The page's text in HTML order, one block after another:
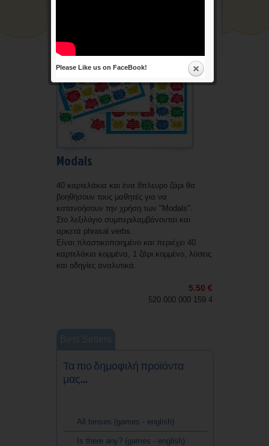
Επικοινωνία
Modals
40 καρτελάκια και ένα 8πλευρο ζάρι θα
βοηθήσουν τους μαθητές για να
κατανοήσουν την χρήση των "Modals".
Στο λεξιλόγιο συμπεριλαμβάνονται και
αρκετά phrasal verbs.
Είναι πλαστικοποιημένο και περιέχει 40
καρτελάκια κομμένα, 1 ζάρι κομμένο, λύσεις
και οδηγίες αναλυτικά.
5.50 €
520 000 000 159 4
Τα πιο δημοφιλή προϊόντα
μας...
All tenses (games - english)
Is there any? (games - english)
Please Like us on FaceBook!